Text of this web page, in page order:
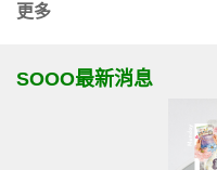
更多
SOOO最新消息